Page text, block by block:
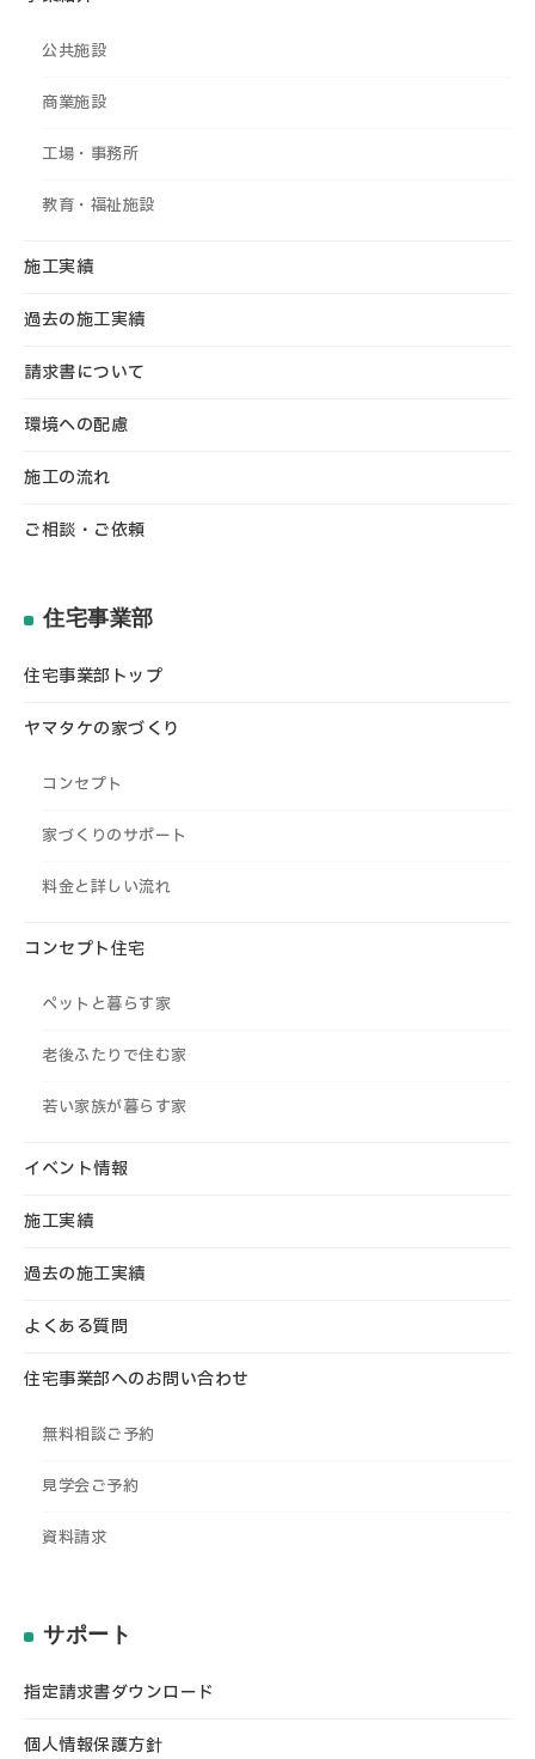
公共施設
商業施設
工場・事務所
教育・福祉施設
施工実績
過去の施工実績
請求書について
環境への配慮
施工の流れ
ご相談・ご依頼
住宅事業部
住宅事業部トップ
ヤマタケの家づくり
コンセプト
家づくりのサポート
料金と詳しい流れ
コンセプト住宅
ペットと暮らす家
老後ふたりで住む家
若い家族が暮らす家
イベント情報
施工実績
過去の施工実績
よくある質問
住宅事業部へのお問い合わせ
無料相談ご予約
見学会ご予約
資料請求
サポート
指定請求書ダウンロード
個人情報保護方針